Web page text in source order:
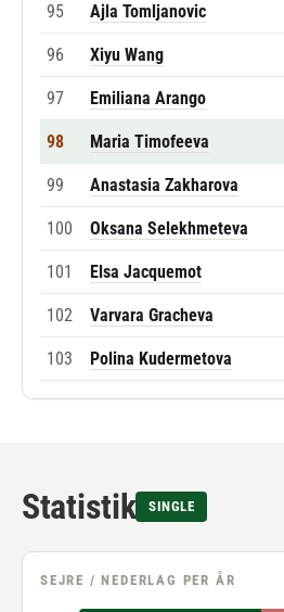
95 Ajla Tomljanovic
96 Xiyu Wang
97 Emiliana Arango
98 Maria Timofeeva
99 Anastasia Zakharova
100 Oksana Selekhmeteva
101 Elsa Jacquemot
102 Varvara Gracheva
103 Polina Kudermetova
Statistik SINGLE
SEJRE / NEDERLAG PER ÅR